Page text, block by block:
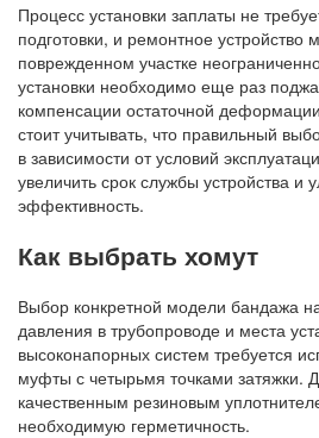
Процесс установки заплаты не
подготовки, и ремонтное устройство
поврежденном участке
установки необходимо еще раз
компенсации остаточной
стоит учитывать, что правильный
в зависимости от условий
увеличить срок службы устройства и
эффективность.
Как выбрать хомут
Выбор конкретной модели бандажа
давления в трубопроводе и места
высоконапорных систем требуется
муфты с четырьмя точками затяжки.
качественным резиновым
необходимую герметичность.